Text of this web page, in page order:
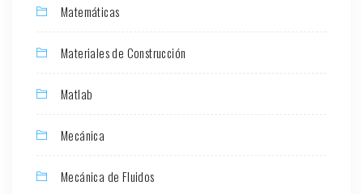
Matemáticas
Materiales de Construcción
Matlab
Mecánica
Mecánica de Fluidos